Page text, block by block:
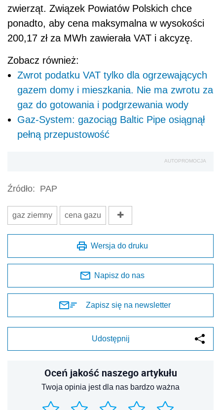
zwierząt. Związek Powiatów Polskich chce
ponadto, aby cena maksymalna w wysokości
200,17 zł za MWh zawierała VAT i akcyzę.
Zobacz również:
Zwrot podatku VAT tylko dla ogrzewających
gazem domy i mieszkania. Nie ma zwrotu za
gaz do gotowania i podgrzewania wody
Gaz-System: gazociąg Baltic Pipe osiągnął
pełną przepustowość
AUTOPROMOCJA
Źródło: PAP
gaz ziemny cena gazu
Wersja do druku
Napisz do nas
Zapisz się na newsletter
Udostępnij
Oceń jakość naszego artykułu
Twoja opinia jest dla nas bardzo ważna